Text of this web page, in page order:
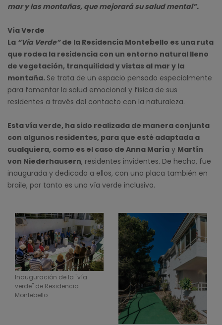
mar y las montañas, que mejorará su salud mental”.
Vía Verde
La “Vía Verde”de la Residencia Montebello es una ruta
que rodea la residencia con un entorno natural lleno
de vegetación, tranquilidad y vistas al mar y la
montaña. Se trata de un espacio pensado especialmente
para fomentar la salud emocional y física de sus
residentes a través del contacto con la naturaleza.
Esta vía verde, ha sido realizada de manera conjunta
con algunos residentes, para que esté adaptada a
cualquiera, como es el caso de Anna María y Martín
von Niederhausern, residentes invidentes. De hecho, fue
inaugurada y dedicada a ellos, con una placa también en
braile, por tanto es una vía verde inclusiva.
Inauguración de la "vía
verde" de Residencia
Montebello